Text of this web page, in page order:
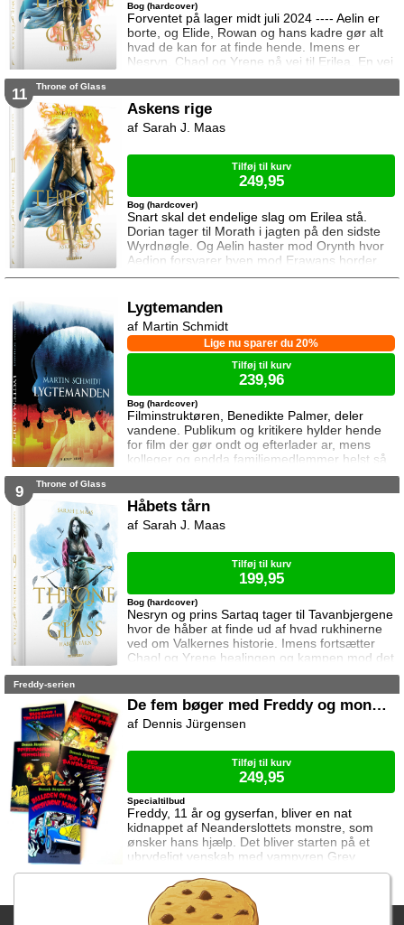
Forventet på lager midt juli 2024 ---- Aelin er
borte, og Elide, Rowan og hans kadre gør alt
hvad de kan for at finde hende. Imens er
Nesryn, Chaol og Yrene på vej til Erilea. En vej
der fører dem forbi Chaols barndomshjem
kæmper Aedion mod Erawans fremrykkende
styrker og sin vrede over den aftale Aelin og
Lysandra har indgået. Og Dorian og Manon
Bog (hardcover)
11 Throne of Glass
Askens rige
Snart skal det endelige slag om Erilea stå.
Dorian tager til Morath i jagten på den sidste
Wyrdnøgle. Og Aelin haster mod Orynth hvor
Aedion forsvarer byen mod Erawans horder.
Heldigvis er han ikke alene. Men kan deres
mod Erawans rædsler?
Bog (hardcover)
Sarah J. Maas
Tilføj til kurv
249,95
Lygtemanden
Filminstruktøren, Benedikte Palmer, deler
vandene. Publikum og kritikere hylder hende
for film der gør ondt og efterlader ar, mens
kolleger og endda familiemedlemmer helst så
hende forsvinde. Under en rejse til Los
miste livet. Da efterforskningen fortsætter
nyuddannede agent April Biggs for at assistere
Bog (hardcover)
Lige nu sparer du 20%
Martin Schmidt
Tilføj til kurv
239,96
9 Throne of Glass
Håbets tårn
Nesryn og prins Sartaq tager til Tavanbjergene
hvor de håber at finde ud af hvad rukhinerne
ved om Valkernes historie. Imens fortsætter
Chaol og Yrene healingen og kampen mod det
mystiske mørke som lurer inden i ham. Men
deres venner derhjemme.
Bog (hardcover)
Sarah J. Maas
Tilføj til kurv
199,95
Freddy-serien
De fem bøger med Freddy og monstrene
Freddy, 11 år og gyserfan, bliver en nat
kidnappet af Neanderslottets monstre, som
ønsker hans hjælp. Det bliver starten på et
ubrydeligt venskab med vampyren Grev
Dracula, varulven Eddie, den hovedløse ridder
Sir Arthur Fieldstein, Frankenstein-uhyret
Boris, mumien Mummy og bøvsedragen Nitan.
Specialtilbud
Dennis Jürgensen
Tilføj til kurv
249,95